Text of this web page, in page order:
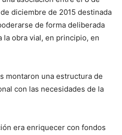
diciembre de 2015 destinada
de forma deliberada
la obra vial, en principio, en
montaron una estructura de
con las necesidades de la
era enriquecer con fondos